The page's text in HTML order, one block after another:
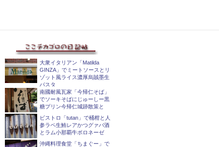
大衆イタリアン「Matilda
GINZA」でミートソースとリ
ゾット風ライス濃厚烏賊墨生
パスタ
南國耐風瓦家「今帰仁そば」
でソーキそばにじゅーしー黒
糖プリン今帰仁城跡散策と
ビストロ「tutan」で桶柑と人
参ラペ生鮪レアかつグァバ酒
とラム小那覇牛ボロネーゼ
沖縄料理食堂「ちまぐー」で